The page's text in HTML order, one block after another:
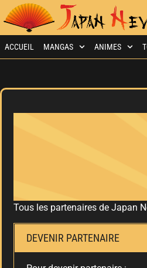
ACCUEIL MANGAS ANIMES
Tous les partenaires de Japan
DEVENIR PARTENAIRE